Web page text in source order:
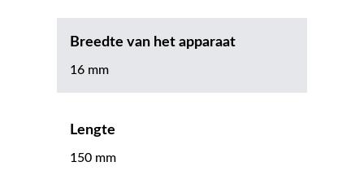
Breedte van het apparaat
16 mm
Lengte
150 mm